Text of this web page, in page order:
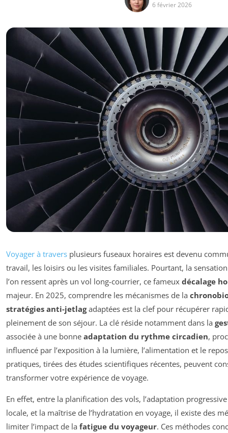
6 février 2026
Voyager à travers plusieurs fuseaux horaires est devenu
travail, les loisirs ou les visites familiales. Pourtant, la
l’on ressent après un vol long-courrier, ce fameux décalage
majeur. En 2025, comprendre les mécanismes de la
stratégies anti-jetlagadaptées est la clef pour récupérer
pleinement de son séjour. La clé réside notamment dans la
associée à une bonne adaptation du rythme circadien,
influencé par l’exposition à la lumière, l’alimentation et le
pratiques, tirées des études scientifiques récentes, peuvent
transformer votre expérience de voyage.
En effet, entre la planification des vols, l’adaptation
locale, et la maîtrise de l’hydratation en voyage, il existe des
limiter l’impact de la fatigue du voyageur. Ces méthodes